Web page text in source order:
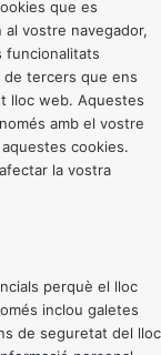
que es
al vostre navegador,
funcionalitats
de tercers que ens
lloc web. Aquestes
amb el vostre
cookies.
la vostra
perquè el lloc
inclou galetes
de seguretat del lloc